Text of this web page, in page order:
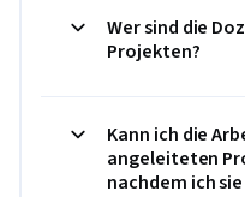
Wer sind die
Projekten?
Kann ich die
angeleiteten
nachdem ich